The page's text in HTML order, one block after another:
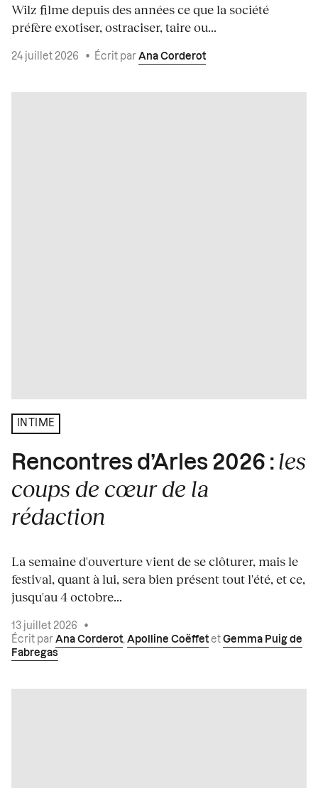
Wilz filme depuis des années ce que la société
préfère exotiser, ostraciser, taire ou...
24 juillet 2026 • Écrit par Ana Corderot
INTIME
Rencontres d’Arles 2026 : les
coups de cœur de la
rédaction
La semaine d'ouverture vient de se clôturer, mais le
festival, quant à lui, sera bien présent tout l'été, et ce,
jusqu'au 4 octobre...
13 juillet 2026
•
Écrit par Ana Corderot, Apolline Coëffet et Gemma Puig de
Fabregas